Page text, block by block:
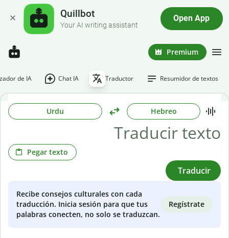
Quillbot
Your AI writing assistant
Open App
Premium
de IA Chat IA Traductor Resumidor de textos
Urdu Hebreo
Pegar texto
Traducir
Recibe consejos culturales con cada
traducción. Inicia sesión para que tus
palabras conecten, no solo se traduzcan.
Regístrate